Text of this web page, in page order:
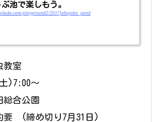
池で楽しもう。
playground2/2017jabujabu_pond
教室
)7:00～
総合公園
要 (締め切り7月31日)